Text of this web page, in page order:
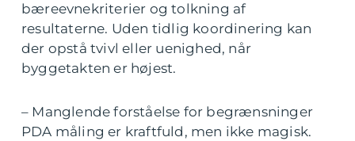
bæreevnekriterier og tolkning af
resultaterne. Uden tidlig koordinering kan
der opstå tvivl eller uenighed, når
byggetakten er højest.
– Manglende forståelse for begrænsninger
PDA måling er kraftfuld, men ikke magisk.